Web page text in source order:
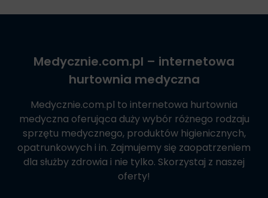
Medycznie.com.pl – internetowa
hurtownia medyczna
Medycznie.com.pl to internetowa hurtownia
medyczna oferująca duży wybór różnego rodzaju
sprzętu medycznego, produktów higienicznych,
opatrunkowych i in. Zajmujemy się zaopatrzeniem
dla służby zdrowia i nie tylko. Skorzystaj z naszej
oferty!